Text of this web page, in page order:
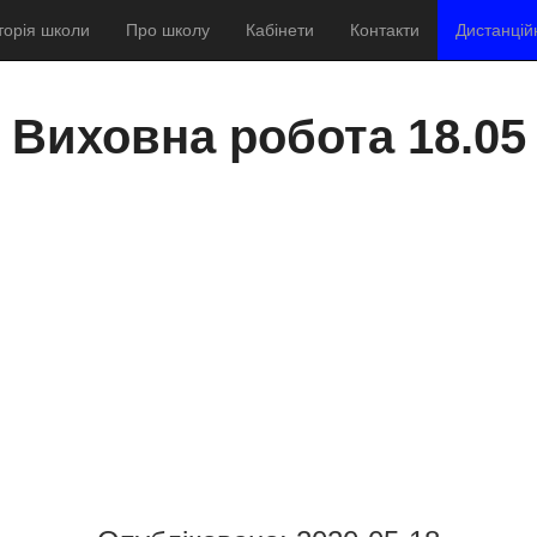
школи Про школу Кабінети Контакти
Виховна робота 18.05